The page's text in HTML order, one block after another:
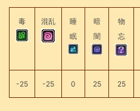
毒 混乱
睡
眠
暗
闇
物
忘
-25 -25 0 25 25